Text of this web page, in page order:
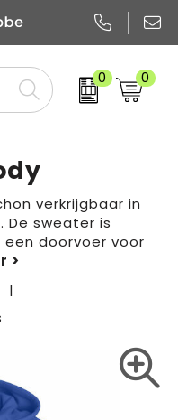
0 0
verkrijgbaar in
De sweater is
doorvoer voor